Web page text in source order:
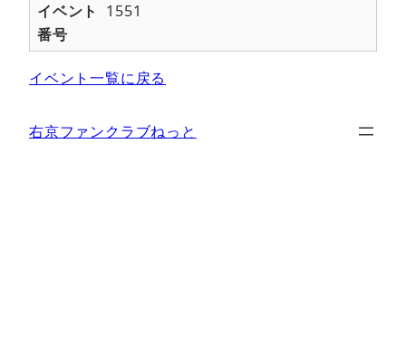
イベント
番号
1551
イベント一覧に戻る
右京ファンクラブねっと